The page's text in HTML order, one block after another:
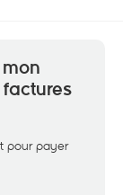
pour payer